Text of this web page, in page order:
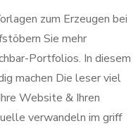
zum Erzeugen bei
Sie mehr
Portfolios. In diesem
machen Die leser viel
Website & Ihren
verwandeln im griff